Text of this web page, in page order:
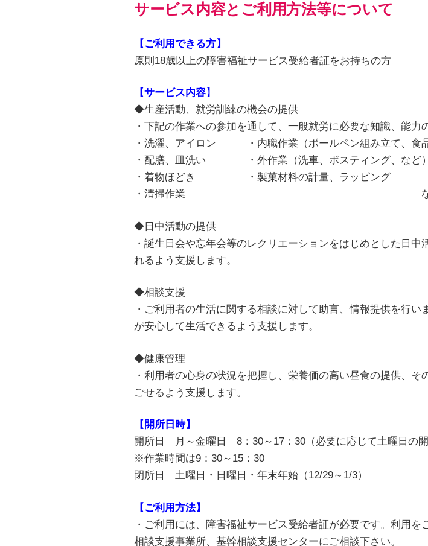
サービス内容とご利用方法等について
【 ご利用できる方】
原則18歳以上の障害福祉サービス受給者証をお持ちの方
【サービス内容】
◆生産活動、就労訓練の機会の提供
・下記の作業への参加を通して、一般就労に必要な知識、能力
・洗濯、アイロン ・内職作業（ボールペン組み立て、食品
・配膳、皿洗い ・外作業（洗車、ポスティング、など）
・着物ほどき ・製菓材料の計量、ラッピング
・清掃作業 な
◆日中活動の提供
・誕生日会や忘年会等のレクリエーションをはじめとした日
れるよう支援します。
◆相談支援
・ご利用者の生活に関する相談に対して助言、情報提供を行
が安心して生活できるよう支援します。
◆健康管理
・利用者の心身の状況を把握し、栄養価の高い昼食の提供、
ごせるよう支援します。
【開所日時】
開所日 月～金曜日 8：30～17：30（必要に応じて土曜日の開
※作業時間は9：30～15：30
閉所日 土曜日・日曜日・年末年始（12/29～1/3）
【ご利用方法】
・ご利用には、障害福祉サービス受給者証が必要です。利用
相談支援事業所、基幹相談支援センターにご相談下さい。